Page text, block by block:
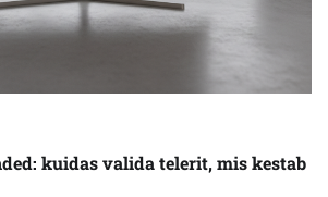
kuidas valida telerit, mis kestab